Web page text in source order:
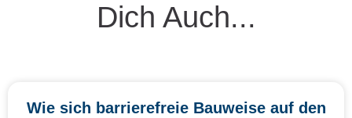
Dich Auch...
Wie sich barrierefreie Bauweise auf den